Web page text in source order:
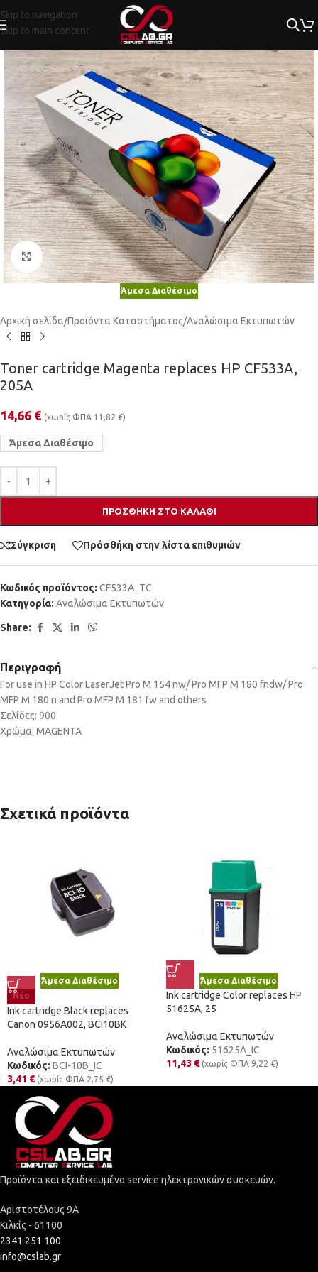
Skip to navigation
Skip to main content
Κλικ για μεγέθυνση
Άμεσα Διαθέσιμο
Αρχική σελίδα/Προϊόντα Καταστήματος/Αναλώσιμα Εκτυπωτών
Toner cartridge Magenta replaces HP CF533A,
205A
14,66 € (χωρίς ΦΠΑ 11,82 €)
Άμεσα Διαθέσιμο
ΠΡΟΣΘΉΚΗ ΣΤΟ ΚΑΛΆΘΙ
Σύγκριση Πρόσθήκη στην λίστα επιθυμιών
Κωδικός προϊόντος: CF533A_TC
Κατηγορία: Αναλώσιμα Εκτυπωτών
Share:
Περιγραφή
For use in HP Color LaserJet Pro M 154 nw/ Pro MFP M 180 fndw/ Pro
MFP M 180 n and Pro MFP M 181 fw and others
Σελίδες: 900
Χρώμα: MAGENTA
Σχετικά προϊόντα
Άμεσα Διαθέσιμο
Νέο
Ink cartridge Black replaces
Canon 0956A002, BCI10BK
Αναλώσιμα Εκτυπωτών
Κωδικός: BCI-10B_IC
3,41 € (χωρίς ΦΠΑ 2,75 €)
Άμεσα Διαθέσιμο
Ink cartridge Color replaces HP
51625A, 25
Αναλώσιμα Εκτυπωτών
Κωδικός: 51625A_IC
11,43 € (χωρίς ΦΠΑ 9,22 €)
Προϊόντα και εξειδικευμένο service ηλεκτρονικών συσκευών.
Αριστοτέλους 9Α
Κιλκίς - 61100
2341 251 100
info@cslab.gr